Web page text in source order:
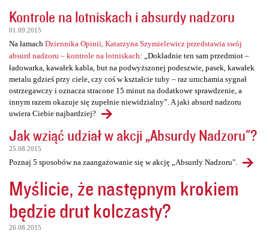
Kontrole na lotniskach i absurdy nadzoru
01.09.2015
Na łamach Dziennika Opinii, Katarzyna Szymielewicz przedstawia swój
absurd nadzoru – kontrole na lotniskach: „Dokładnie ten sam przedmiot –
ładowarka, kawałek kabla, but na podwyższonej podeszwie, pasek, kawałek
metalu gdzieś przy ciele, czy coś w kształcie tuby – raz uruchamia sygnał
ostrzegawczy i oznacza stracone 15 minut na dodatkowe sprawdzenie, a
innym razem okazuje się zupełnie niewidzialny”. A jaki absurd nadzoru
uwiera Ciebie najbardziej?
Jak wziąć udział w akcji „Absurdy Nadzoru"?
25.08.2015
Poznaj 5 sposobów na zaangażowanie się w akcję „Absurdy Nadzoru".
Myślicie, że następnym krokiem
będzie drut kolczasty?
26.08.2015